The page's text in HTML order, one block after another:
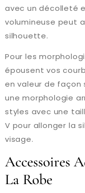
avec un décolleté
volumineuse peut
silhouette.
Pour les
épousent vos
en valeur de façon
une morphologie
styles avec une
V pour allonger la
visage.
Accessoires
La Robe